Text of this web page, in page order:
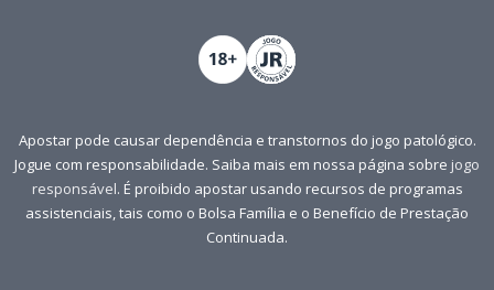
Apostar pode causar dependência e transtornos do jogo patológico.
Jogue com responsabilidade. Saiba mais em nossa página sobre jogo
responsável. É proibido apostar usando recursos de programas
assistenciais, tais como o Bolsa Família e o Benefício de Prestação
Continuada.